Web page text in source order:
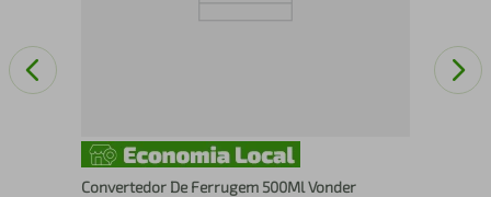
Convertedor De Ferrugem 500Ml Vonder